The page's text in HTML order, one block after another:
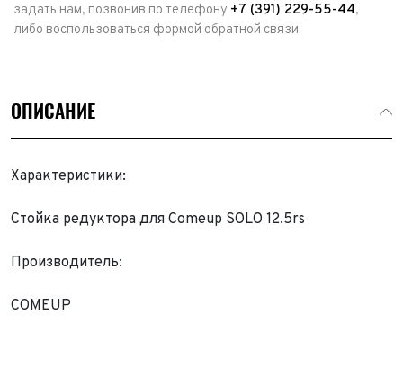
задать нам, позвонив по телефону +7 (391) 229-55-44,
либо воспользоваться формой обратной связи.
ОПИСАНИЕ
Характеристики:
Стойка редуктора для Comeup SOLO 12.5rs
Производитель:
COMEUP